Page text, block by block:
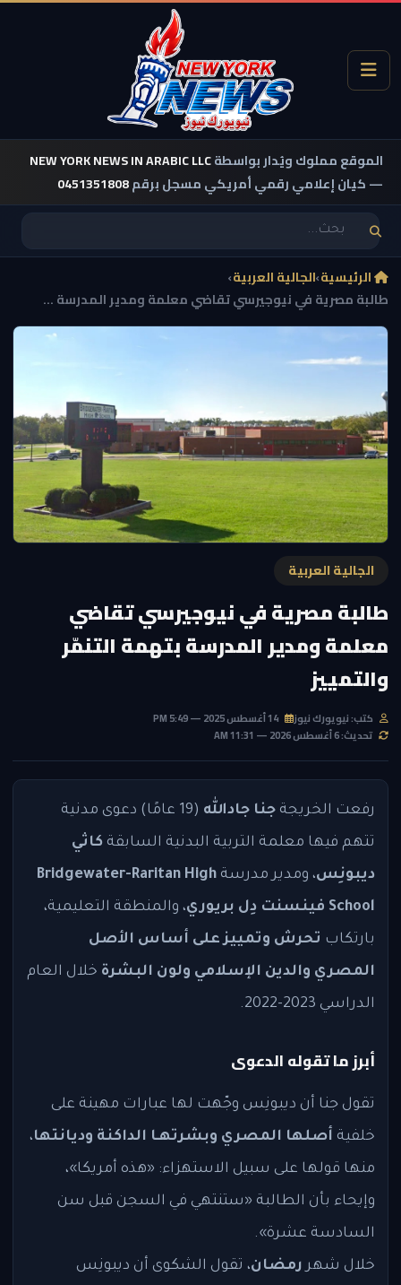
الموقع مملوك ويُدار بواسطةNEW YORK NEWS IN ARABIC LLC
— كيان إعلامي رقمي أمريكي مسجل برقم0451351808
الرئيسية›الجالية العربية›
طالبة مصرية في نيوجيرسي تقاضي معلمة ومدير المدرسة ...
الجالية العربية
طالبة مصرية في نيوجيرسي تقاضي
معلمة ومدير المدرسة بتهمة التنمّر
والتمييز
كتب: نيويورك نيوز
تحديث: 6 أغسطس 2026 — 11:31 AM
رفعت الخريجة جنا جادالله
(19 عامًا) دعوى مدنية
تتهم فيها معلمة التربية البدنية السابقة كاثي
ديبونِس، ومدير مدرسة Bridgewater-Raritan High
School فينسنت دِل بريوري، والمنطقة التعليمية،
بارتكاب تحرش وتمييز على أساس الأصل
المصري والدين الإسلامي ولون البشرة خلال العام
الدراسي 2023-2022.
أبرز ما تقوله الدعوى
تقول جنا أن ديبونِس وجّهت لها عبارات مهينة على
خلفية أصلها المصري وبشرتهـا الداكنة وديانتها،
منها قولها على سبيل الاستهزاء: «هذه أمريكا»،
وإيحاء بأن الطالبة «ستنتهي في السجن قبل سن
السادسة عشرة».
خلال شهررمضان، تقول الشكوى أن ديبونِس